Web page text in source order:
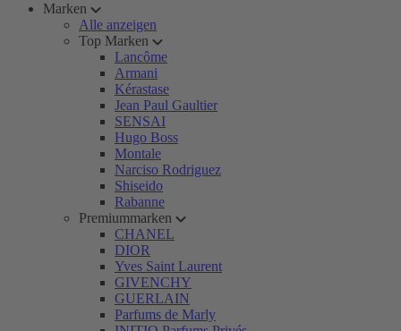
Marken
Alle anzeigen
Top Marken
Lancôme
Armani
Kérastase
Jean Paul Gaultier
SENSAI
Hugo Boss
Montale
Narciso Rodriguez
Shiseido
Rabanne
Premiummarken
CHANEL
DIOR
Yves Saint Laurent
GIVENCHY
GUERLAIN
Parfums de Marly